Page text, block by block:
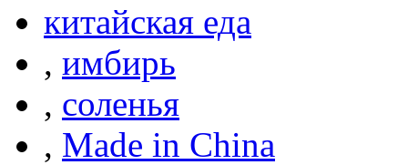
китайская еда
, имбирь
, соленья
, Made in China